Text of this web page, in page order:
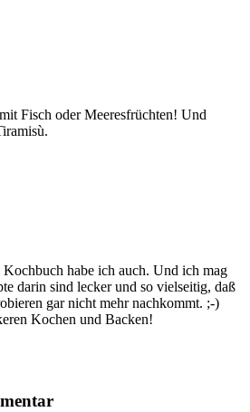
Fisch oder Meeresfrüchten! Und
Kochbuch habe ich auch. Und ich mag
darin sind lecker und so vielseitig, daß
gar nicht mehr nachkommt. ;-)
Kochen und Backen!